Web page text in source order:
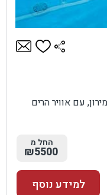
עם אוויר הרים
החל מ
₪5500
למידע נוסף